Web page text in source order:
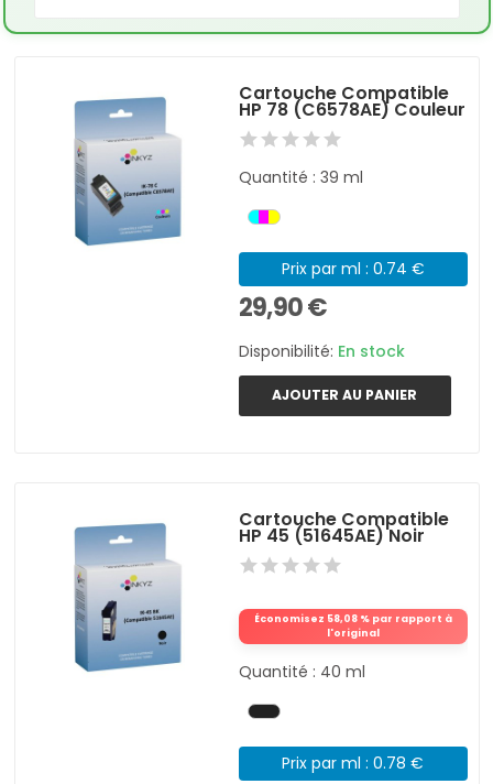
Cartouche Compatible
HP 78 (C6578AE) Couleur
Quantité : 39 ml
Prix par ml : 0.74 €
29,90 €
Disponibilité: En stock
AJOUTER AU PANIER
Cartouche Compatible
HP 45 (51645AE) Noir
Économisez 58,08 % par rapport à
l'original
Quantité : 40 ml
Prix par ml : 0.78 €